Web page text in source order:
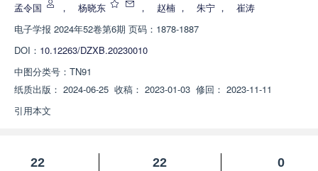
孟令国 ， 杨晓东 ， 赵楠 ， 朱宁 ，
崔涛
电子学报 2024年52卷第6期 页码：1878-1887
DOI： 10.12263/DZXB.20230010
中图分类号： TN91
纸质出版： 2024-06-25 收稿： 2023-01-03 修回： 2023-11-11
引用本文
22
22
0